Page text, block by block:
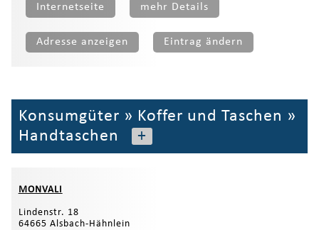
Internetseite mehr Details
Adresse anzeigen Eintrag ändern
Konsumgüter » Koffer und Taschen »
Handtaschen
+
MONVALI
Lindenstr. 18
64665 Alsbach-Hähnlein